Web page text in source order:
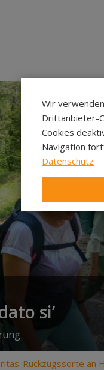
si’
Rückzugssorte an
Wir
Drittanbieter-
Cookies
Navigation
Datenschutz